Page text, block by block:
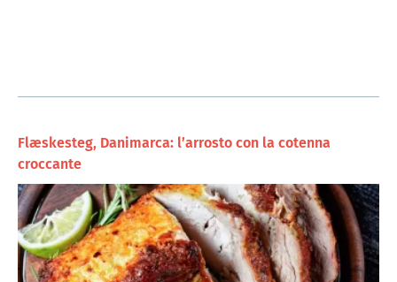
Flæskesteg, Danimarca: l’arrosto con la cotenna
croccante